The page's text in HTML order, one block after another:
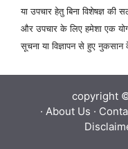
या उपचार हेतु बिना विशेषज्ञ की
और उपचार के लिए हमेशा एक
सूचना या विज्ञापन से हुए नुकसान
copyright
· About Us ·